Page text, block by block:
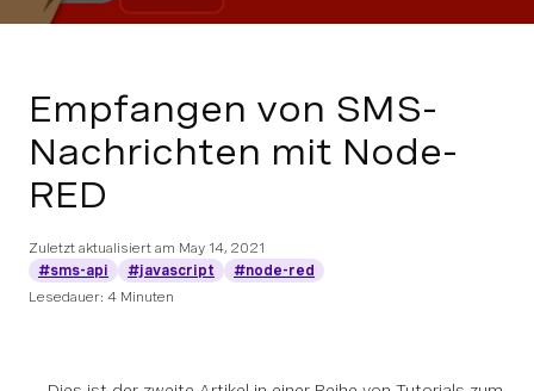
Empfangen von SMS-
Nachrichten mit Node-
RED
Zuletzt aktualisiert am May 14, 2021
#sms-api
#javascript
#node-red
Lesedauer: 4 Minuten